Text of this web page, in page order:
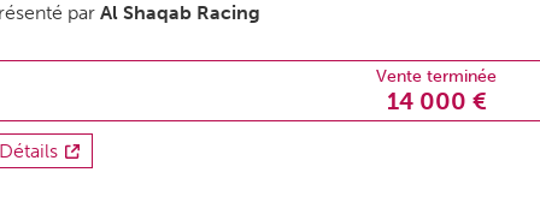
par Al Shaqab Racing
Vente terminée
14 000 €
Détails